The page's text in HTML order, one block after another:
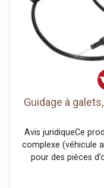
Guidage à
Avis juridiqueCe
complexe (véhicule
pour des pièces
garantit et